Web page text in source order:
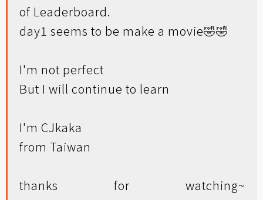
of Leaderboard.
day1 seems to be make a movie🤣🤣
I'm not perfect
But I will continue to learn
I'm CJkaka
from Taiwan
thanks for watching~